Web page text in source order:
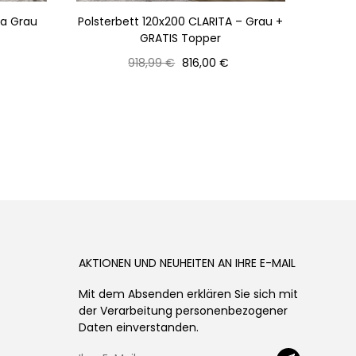
Grau
Polsterbett 120x200 CLARITA – Grau +
GRATIS Topper
Normaler
918,99 € Preis
816,00 €
AKTIONEN UND NEUHEITEN AN IHRE E-MAIL
Mit dem Absenden erklären Sie sich mit
der Verarbeitung personenbezogener
Daten einverstanden.